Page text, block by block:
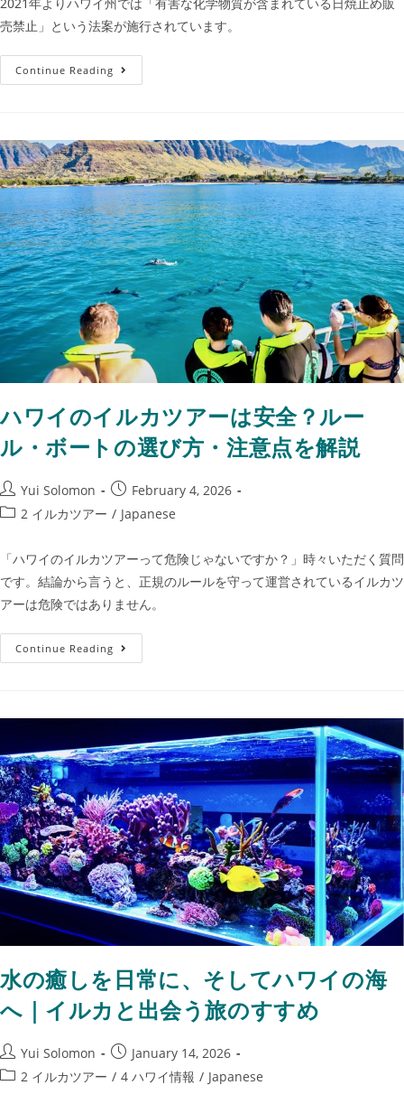
売禁止」という法案が施行されています。
Continue Reading
ハワイのイルカツアーは安全？ルー
ル・ボートの選び方・注意点を解説
Yui Solomon
February 4, 2026
2 イルカツアー / Japanese
「ハワイのイルカツアーって危険じゃないですか？」時々いただく質問
です。結論から言うと、正規のルールを守って運営されているイルカツ
アーは危険ではありません。
Continue Reading
水の癒しを日常に、そしてハワイの海
へ｜イルカと出会う旅のすすめ
Yui Solomon
January 14, 2026
2 イルカツアー / 4 ハワイ情報 / Japanese